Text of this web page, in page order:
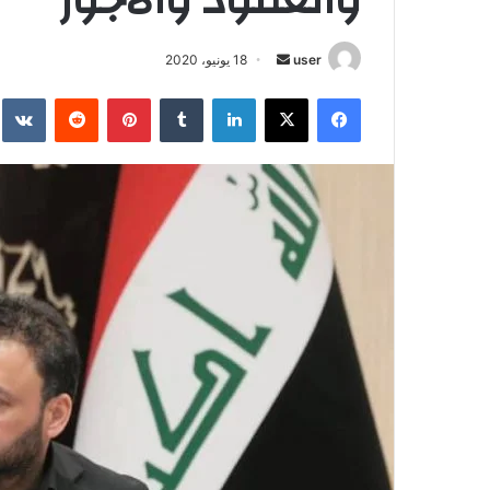
user
أرسل 18 يونيو، 2020
فيسبوك ‫X لينكدإن بينتيريست